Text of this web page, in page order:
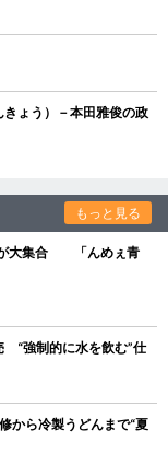
ょう）－本田雅俊の政
もっと見る
が大集合 「んめぇ青
“強制的に水を飲む”仕
から冷製うどんまで“夏